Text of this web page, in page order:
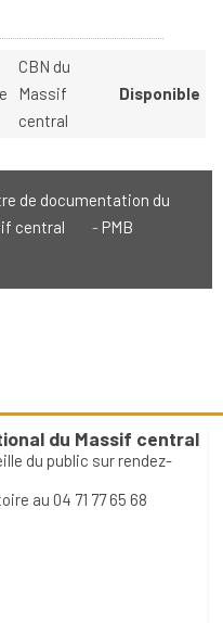
CBN du
Massif
central
Disponible
de documentation du
central
PMB
du Massif central
du public sur rendez-
au 04 71 77 65 68